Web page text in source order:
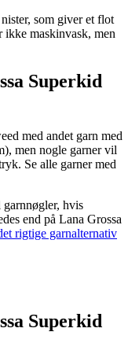
som giver et flot
maskinvask, men
Superkid
med andet garn med
men nogle garner vil
Se alle garner med
garnnøgler, hvis
end på Lana Grossa
rigtige garnalternativ
Superkid